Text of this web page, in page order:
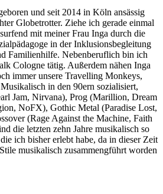
und seit 2014 in Köln ansässig
Globetrotter. Ziehe ich gerade einmal
mit meiner Frau Inga durch die
in der Inklusionsbegleitung
Familienhilfe. Nebenberuflich bin ich
Cologne tätig. Außerdem nähen Inga
immer unsere Travelling Monkeys,
in den 90ern sozialisiert,
Jam, Nirvana), Prog (Marillion, Dream
NoFX), Gothic Metal (Paradise Lost,
(Rage Against the Machine, Faith
die letzten zehn Jahre musikalisch so
ich bisher erlebt habe, da in dieser Zeit
musikalisch zusammengführt worden